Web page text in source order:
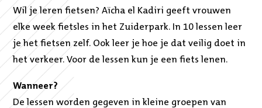
Wil je leren fietsen? Aïcha el Kadiri geeft vrouwen
elke week fietsles in het Zuiderpark. In 10 lessen leer
je het fietsen zelf. Ook leer je hoe je dat veilig doet in
het verkeer. Voor de lessen kun je een fiets lenen.
Wanneer?
De lessen worden gegeven in kleine groepen van